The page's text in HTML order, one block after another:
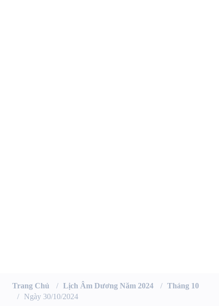
Trang Chủ Lịch Âm Dương Năm 2024
Tháng 10
Ngày 30/10/2024